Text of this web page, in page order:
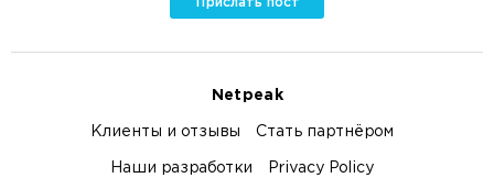
Netpeak
Клиенты и отзывы Стать партнёром
Наши разработки Privacy Policy